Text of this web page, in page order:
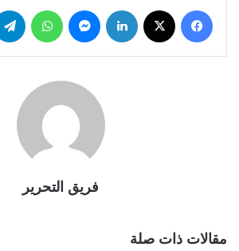
فيسبوك لينكدإن ماسنجر واتساب
فريق التحرير
مقالات ذات صلة